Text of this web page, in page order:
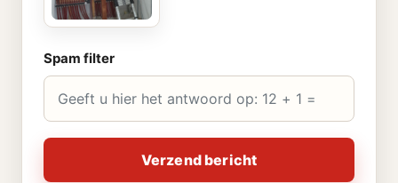
Spam filter
Verzend bericht